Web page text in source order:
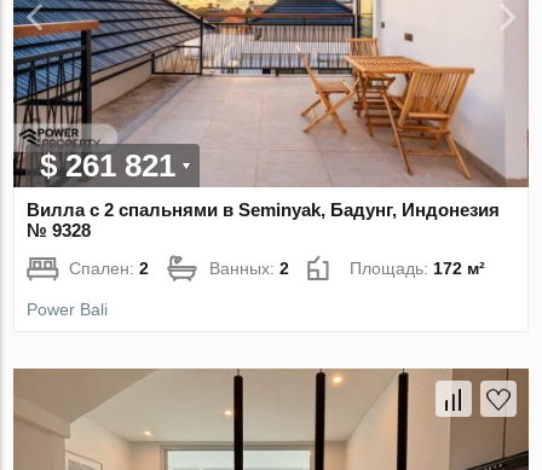
$ 261 821
Вилла с 2 спальнями в Seminyak, Бадунг, Индонезия
№ 9328
Спален:2 Ванных:2 Площадь: 172 м²
Power Bali